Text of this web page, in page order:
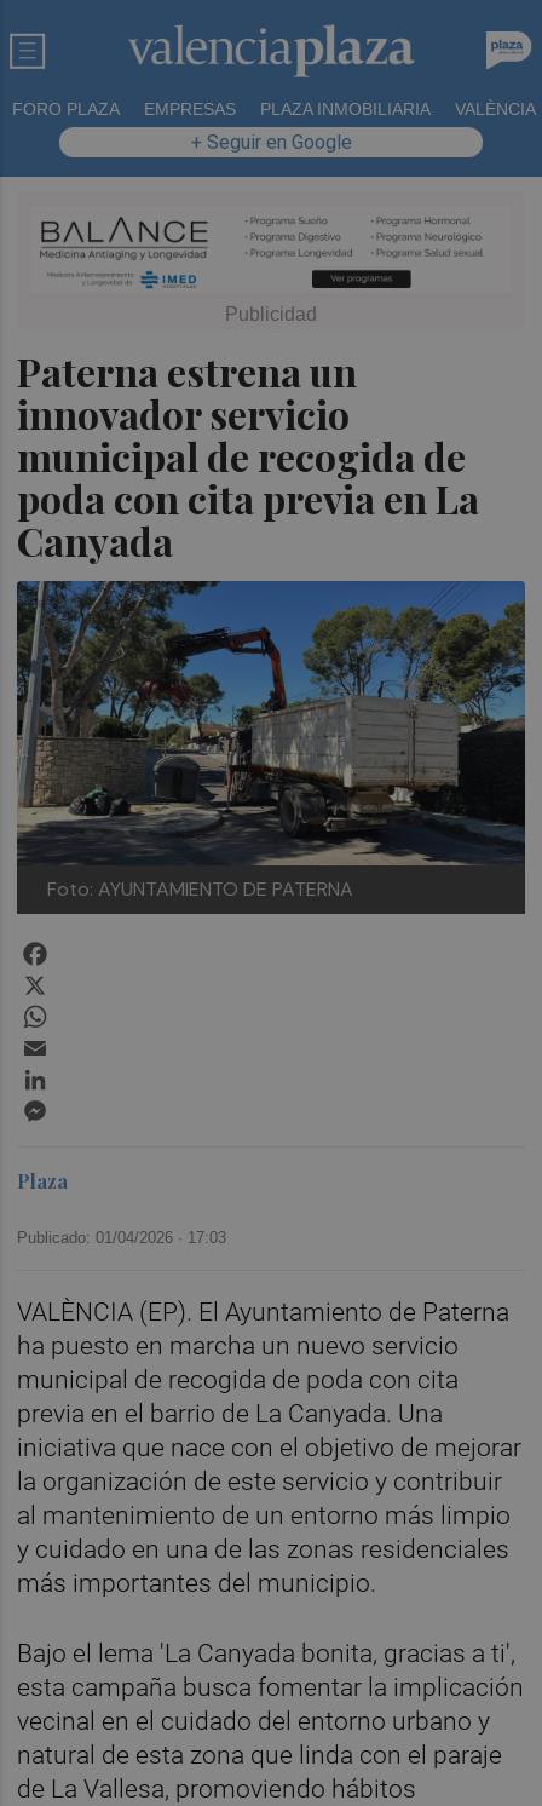
FORO PLAZA EMPRESAS PLAZA INMOBILIARIA VALÈNCIA
+ Seguir en Google
Paterna estrena un
innovador servicio
municipal de recogida de
poda con cita previa en La
Canyada
Foto: AYUNTAMIENTO DE PATERNA
Plaza
Publicado: 01/04/2026 · 17:03
VALÈNCIA (EP). El Ayuntamiento de Paterna
ha puesto en marcha un nuevo servicio
municipal de recogida de poda con cita
previa en el barrio de La Canyada. Una
iniciativa que nace con el objetivo de mejorar
la organización de este servicio y contribuir
al mantenimiento de un entorno más limpio
y cuidado en una de las zonas residenciales
más importantes del municipio.
Bajo el lema 'La Canyada bonita, gracias a ti',
esta campaña busca fomentar la implicación
vecinal en el cuidado del entorno urbano y
natural de esta zona que linda con el paraje
de La Vallesa, promoviendo hábitos